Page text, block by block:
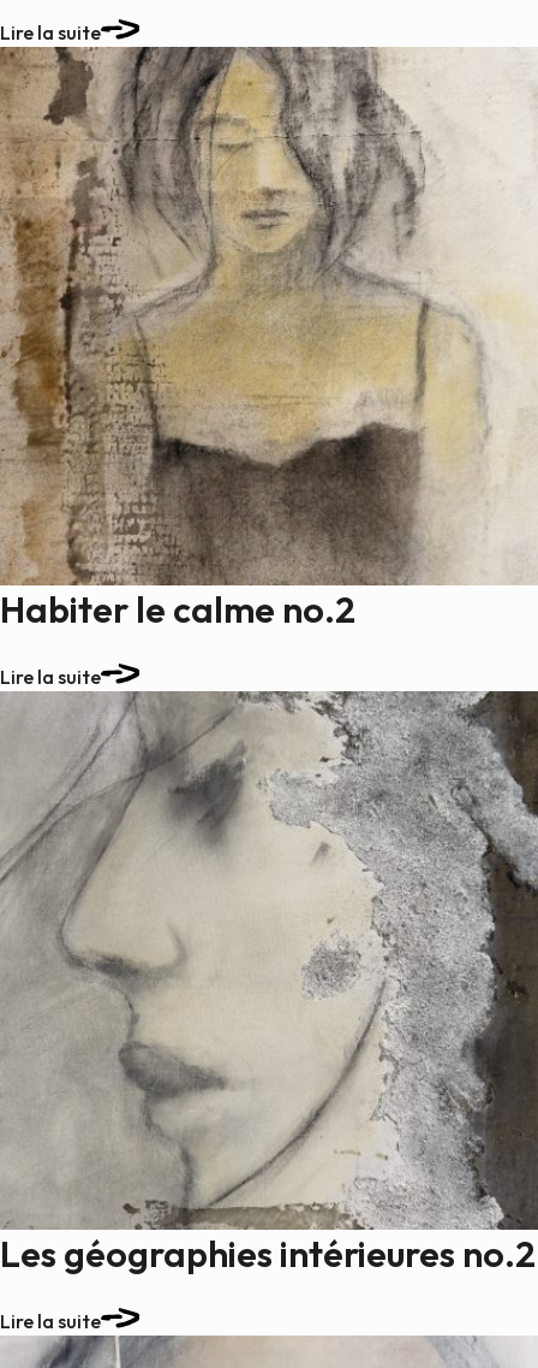
Lire la suite
Habiter le calme no.2
Lire la suite
Les géographies intérieures no.2
Lire la suite